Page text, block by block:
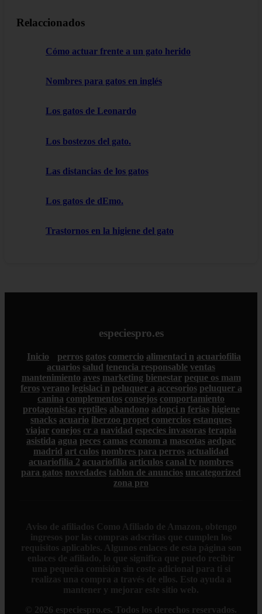
Relaccionados
Cómo actuar frente a un gato herido
Nombres para gatos en inglés
Los gatos de Leonardo
Los bostezos del gato.
Las distancias de los gatos
Los gatos de dEmo.
Trastornos en la higiene del gato
especiespro.es
Inicio perros gatos comercio alimentaci n acuariofilia
acuarios salud tenencia responsable ventas
mantenimiento aves marketing bienestar peque os mam
feros verano legislaci n peluquer a accesorios peluquer a
canina complementos consejos comportamiento
protagonistas reptiles abandono adopci n ferias higiene
snacks acuario iberzoo propet comercios estanques
viajar conejos cr a navidad especies invasoras terapia
asistida agua peces camas econom a mascotas aedpac
madrid art culos nombres para perros actualidad
acuariofilia 2 acuariofilia articulos canal tv nombres
para gatos novedades tablon de anuncios uncategorized
zona pro
Aviso de afiliados Como Afiliado de Amazon, obtengo
ingresos por las compras adscritas que cumplen los
requisitos aplicables. Algunos enlaces de esta página son
enlaces de afiliado, lo que significa que puedo recibir
una pequeña comisión sin coste adicional para ti si
realizas una compra a través de ellos. Esto ayuda a
mantener y mejorar este sitio web.
© 2026 especiespro.es. Todos los derechos reservados.